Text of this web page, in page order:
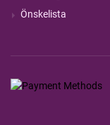
Önskelista